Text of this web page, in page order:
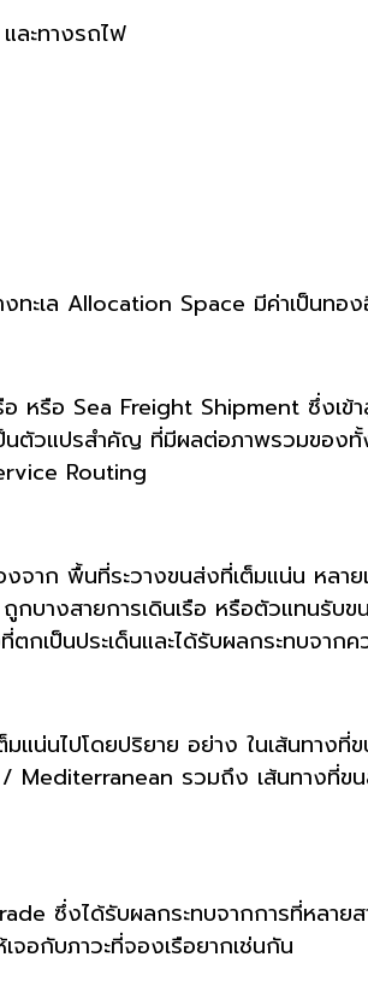
ละทางรถไฟ
ะเล Allocation Space มีค่าเป็นทอ
หรือ Sea Freight Shipment ซึ่งเข้
วแปรสำคัญ ที่มีผลต่อภาพรวมของทั้
Routing
จาก พื้นที่ระวางขนส่งที่เต็มแน่น หลา
กบางสายการเดินเรือ หรือตัวแทนรับ
เป็นประเด็นและได้รับผลกระทบจากค
แน่นไปโดยปริยาย อย่าง ในเส้นทางที่
รวมถึง เส้นทางที่ข
ซึ่งได้รับผลกระทบจากการที่หลายส
อกับภาวะที่จองเรือยากเช่นกัน